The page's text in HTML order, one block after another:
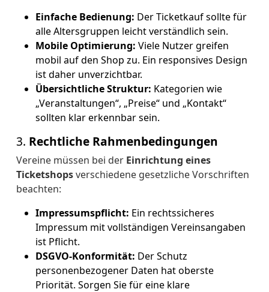
Einfache Bedienung: Der Ticketkauf sollte für
alle Altersgruppen leicht verständlich sein.
Mobile Optimierung: Viele Nutzer greifen
mobil auf den Shop zu. Ein responsives Design
ist daher unverzichtbar.
Übersichtliche Struktur: Kategorien wie
„Veranstaltungen“, „Preise“ und „Kontakt“
sollten klar erkennbar sein.
3. Rechtliche Rahmenbedingungen
Vereine müssen bei der Einrichtung eines
Ticketshopsverschiedene gesetzliche Vorschriften
beachten:
Impressumspflicht: Ein rechtssicheres
Impressum mit vollständigen Vereinsangaben
ist Pflicht.
DSGVO-Konformität: Der Schutz
personenbezogener Daten hat oberste
Priorität. Sorgen Sie für eine klare